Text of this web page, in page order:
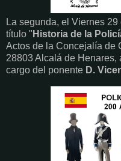
La segunda, el Viernes
título " Historia de la
Actos de la Concejalía de
28803 Alcalá de Henares,
cargo del ponente D.